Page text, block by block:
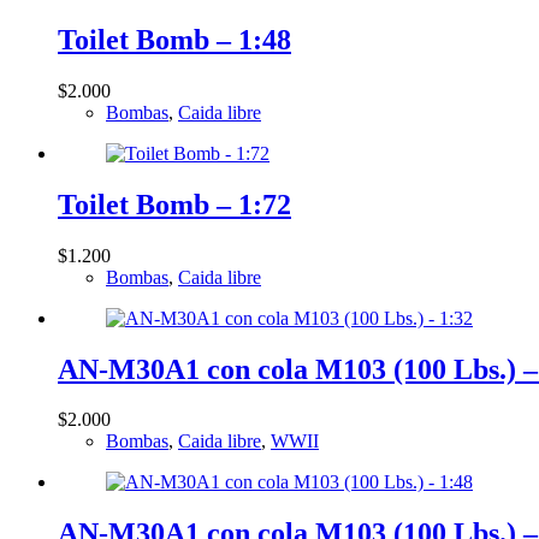
Toilet Bomb – 1:48
$2.000
Bombas, Caida libre
Toilet Bomb – 1:72
$1.200
Bombas, Caida libre
AN-M30A1 con cola M103 (100 Lbs.)
$2.000
Bombas, Caida libre, WWII